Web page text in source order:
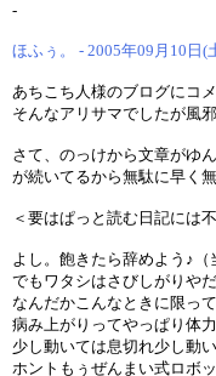
-
ほふぅ。 - 2005年09月10日(
あちこち人様のブログにコ
そんなアリサマでしたが風
さて、のっけから文章がゆ
が続いてるから無駄に早く
＜要はぱっと読む日記には
よし。飽きたら辞めよう♪
でもワタシはさびしがりや
なんだかこんなときに限っ
病み上がりってやっぱり体力
少し動いては息切れ少し動
ホントもぅぜんまい式ロボ